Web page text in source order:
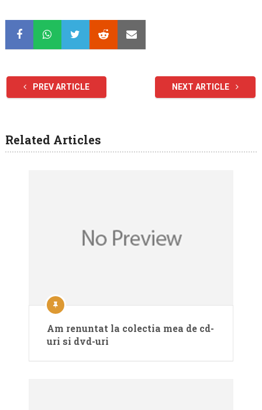
PREV ARTICLE NEXT ARTICLE
Related Articles
Am renuntat la colectia mea de cd-
uri si dvd-uri